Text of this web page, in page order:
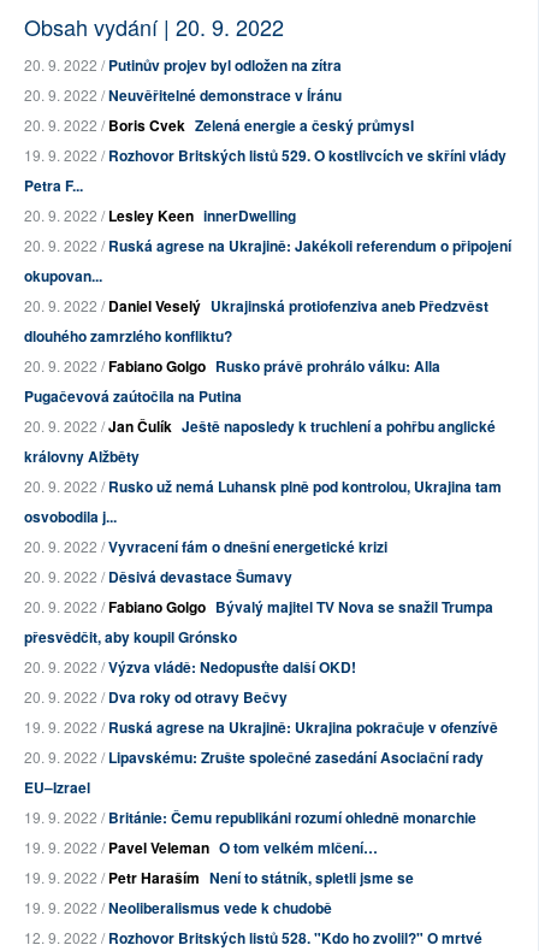
Obsah vydání | 20. 9. 2022
20. 9. 2022 /Putinův projev byl odložen na zítra
20. 9. 2022 /Neuvěřitelné demonstrace v Íránu
20. 9. 2022 /Boris Cvek Zelená energie a český průmysl
19. 9. 2022 /Rozhovor Britských listů 529. O kostlivcích ve skříni vlády
Petra F...
20. 9. 2022 /Lesley Keen innerDwelling
20. 9. 2022 /Ruská agrese na Ukrajině: Jakékoli referendum o připojení
okupovan...
20. 9. 2022 /Daniel Veselý Ukrajinská protiofenziva aneb Předzvěst
dlouhého zamrzlého konfliktu?
20. 9. 2022 /Fabiano Golgo Rusko právě prohrálo válku: Alla
Pugačevová zaútočila na Putina
20. 9. 2022 /Jan Čulík Ještě naposledy k truchlení a pohřbu anglické
královny Alžběty
20. 9. 2022 /Rusko už nemá Luhansk plně pod kontrolou, Ukrajina tam
osvobodila j...
20. 9. 2022 /Vyvracení fám o dnešní energetické krizi
20. 9. 2022 /Děsivá devastace Šumavy
20. 9. 2022 /Fabiano Golgo Bývalý majitel TV Nova se snažil Trumpa
přesvědčit, aby koupil Grónsko
20. 9. 2022 /Výzva vládě: Nedopusťte další OKD!
20. 9. 2022 /Dva roky od otravy Bečvy
19. 9. 2022 /Ruská agrese na Ukrajině: Ukrajina pokračuje v ofenzívě
20. 9. 2022 /Lipavskému: Zrušte společné zasedání Asociační rady
EU–Izrael
19. 9. 2022 /Británie: Čemu republikáni rozumí ohledně monarchie
19. 9. 2022 /Pavel Veleman O tom velkém mlčení…
19. 9. 2022 /Petr Haraším Není to státník, spletli jsme se
19. 9. 2022 /Neoliberalismus vede k chudobě
12. 9. 2022 /Rozhovor Britských listů 528. "Kdo ho zvolil?" O mrtvé